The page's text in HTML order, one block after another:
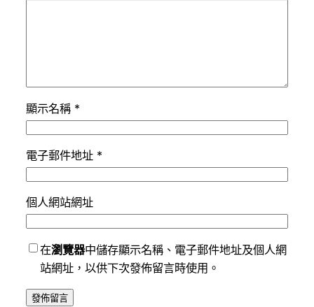
顯示名稱 *
電子郵件地址 *
個人網站網址
在瀏覽器中儲存顯示名稱、電子郵件地址及個人網
站網址，以供下次發佈留言時使用。